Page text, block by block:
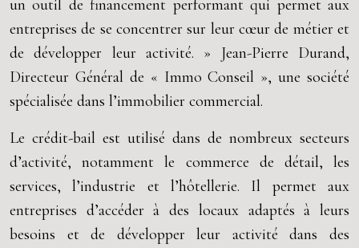
un outil de financement performant qui permet aux
entreprises de se concentrer sur leur cœur de métier et
de développer leur activité. » Jean-Pierre Durand,
Directeur Général de « Immo Conseil », une société
spécialisée dans l’immobilier commercial.
Le crédit-bail est utilisé dans de nombreux secteurs
d’activité, notamment le commerce de détail, les
services, l’industrie et l’hôtellerie. Il permet aux
entreprises d’accéder à des locaux adaptés à leurs
besoins et de développer leur activité dans des